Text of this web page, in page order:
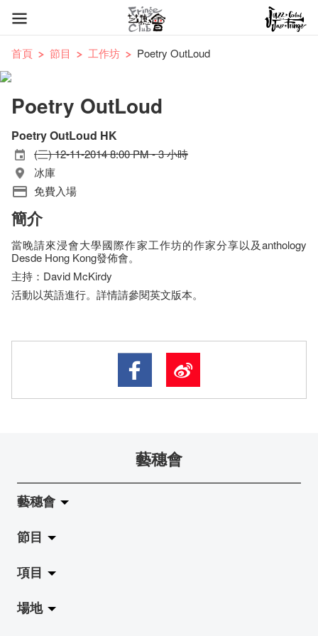
首頁 節目 工作坊 Poetry OutLoud
Poetry OutLoud
Poetry OutLoud HK
(三) 12-11-2014 8:00 PM - 3 小時
冰庫
免費入場
簡介
當晚請來浸會大學國際作家工作坊的作家分享以及anthology
Desde Hong Kong發佈會。
主持：David McKirdy
活動以英語進行。詳情請參閱英文版本。
藝穗會
藝穗會
關於藝穗會
藝穗會的演化
使命與宗旨
節目
拉闊
展覽
項目
Jazz-Go-Central, Jazz-Go-Fringe
場地